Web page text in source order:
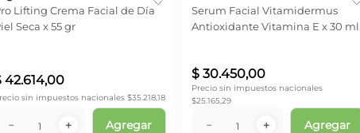
Lifting Crema Facial de Día
Seca x 55 gr
42.614,00
sin impuestos nacionales $35.218,18
＋
－ Agregar
Serum Facial Vitamidermus
Antioxidante Vitamina E x 30 ml
$ 30.450,00
Precio sin impuestos nacionales
$25.165,29
＋
－ Agregar